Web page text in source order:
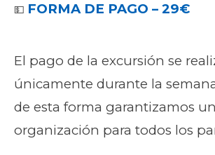
💵 FORMA DE PAGO – 29€
El pago de la excursión se
únicamente durante la
de esta forma garantizamos
organización para todos los